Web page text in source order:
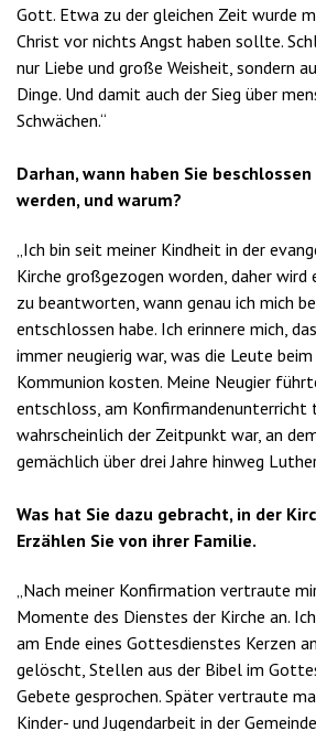
Gott. Etwa zu der gleichen Zeit wurde
Christ vor nichts Angst haben sollte.
nur Liebe und große Weisheit, sondern
Dinge. Und damit auch der Sieg über
Schwächen.“
Darhan, wann haben Sie
werden, und warum?
„Ich bin seit meiner Kindheit in der
Kirche großgezogen worden, daher wird
zu beantworten, wann genau ich mich
entschlossen habe. Ich erinnere mich,
immer neugierig war, was die Leute
Kommunion kosten. Meine Neugier
entschloss, am Konfirmandenunterricht
wahrscheinlich der Zeitpunkt war, an
gemächlich über drei Jahre hinweg
Was hat Sie dazu gebracht, in der
Erzählen Sie von ihrer Familie.
„Nach meiner Konfirmation vertraute
Momente des Dienstes der Kirche an.
am Ende eines Gottesdienstes Kerzen
gelöscht, Stellen aus der Bibel im
Gebete gesprochen. Später vertraute
Kinder- und Jugendarbeit in der